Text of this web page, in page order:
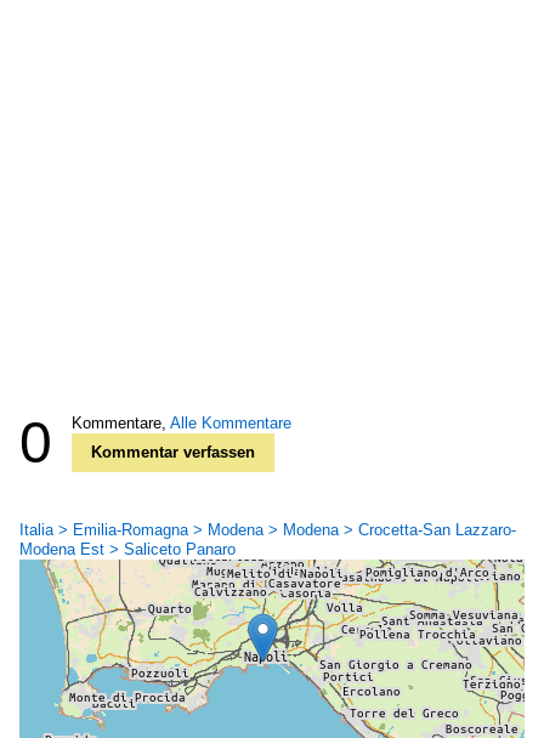
0 Kommentare, Alle Kommentare
Kommentar verfassen
Italia > Emilia-Romagna > Modena > Modena > Crocetta-San Lazzaro-
Modena Est > Saliceto Panaro